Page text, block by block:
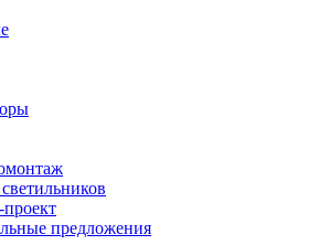
предложения